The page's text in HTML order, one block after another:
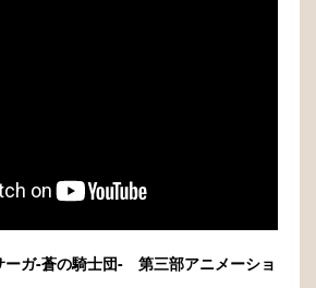
ーガ-蒼の騎士団- 第三部アニメーショ